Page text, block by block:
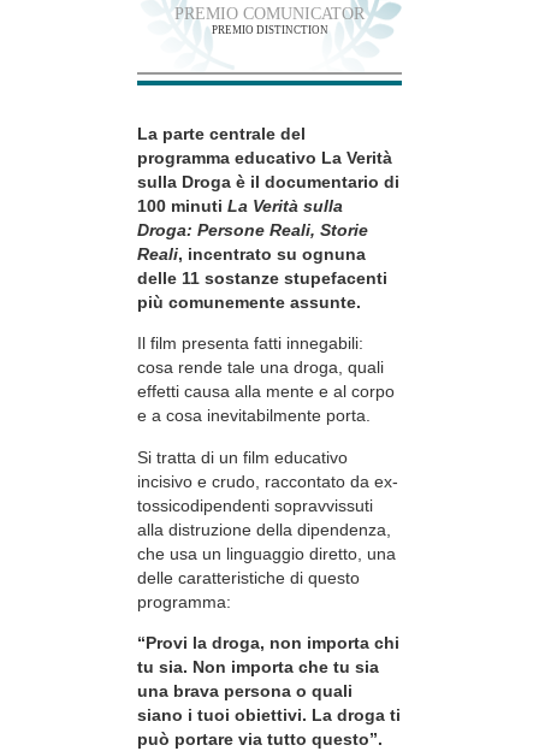
PREMIO COMUNICATOR
PREMIO DISTINCTION
La parte centrale del
programma educativo La Verità
sulla Droga è il documentario di
100 minuti La Verità sulla
Droga: Persone Reali, Storie
Reali, incentrato su ognuna
delle 11 sostanze stupefacenti
più comunemente assunte.
Il film presenta fatti innegabili:
cosa rende tale una droga, quali
effetti causa alla mente e al corpo
e a cosa inevitabilmente porta.
Si tratta di un film educativo
incisivo e crudo, raccontato da ex-
tossicodipendenti sopravvissuti
alla distruzione della dipendenza,
che usa un linguaggio diretto, una
delle caratteristiche di questo
programma:
“Provi la droga, non importa chi
tu sia. Non importa che tu sia
una brava persona o quali
siano i tuoi obiettivi. La droga ti
può portare via tutto questo”.